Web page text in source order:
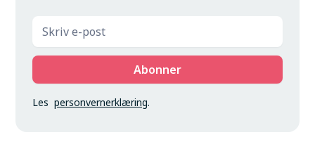
Lespersonvernerklæring.